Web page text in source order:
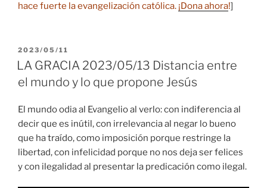
hace fuerte la evangelización católica. ¡Dona ahora!]
PUBLICADO
EL
2023/05/11
LA GRACIA 2023/05/13 Distancia entre
el mundo y lo que propone Jesús
El mundo odia al Evangelio al verlo: con indiferencia al
decir que es inútil, con irrelevancia al negar lo bueno
que ha traído, como imposición porque restringe la
libertad, con infelicidad porque no nos deja ser felices
y con ilegalidad al presentar la predicación como ilegal.